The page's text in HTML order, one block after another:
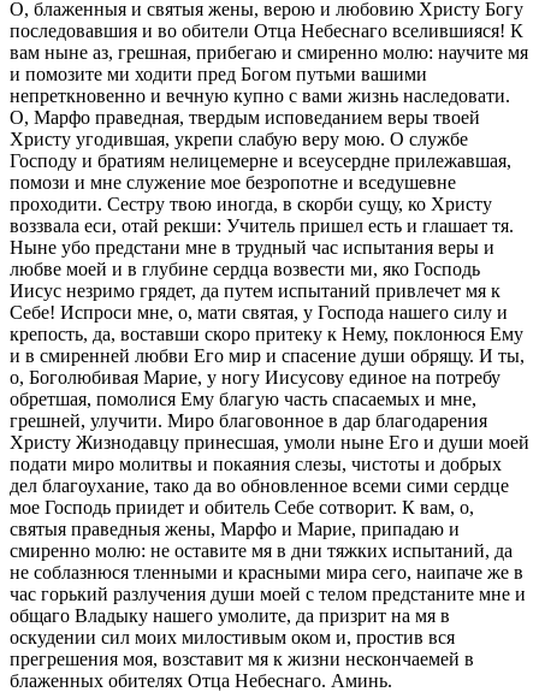
О, блаженныя и святыя жены, верою и любовию Христу Богу
последовавшия и во обители Отца Небеснаго вселившияся! К
вам ныне аз, грешная, прибегаю и смиренно молю: научите мя
и помозите ми ходити пред Богом путьми вашими
непреткновенно и вечную купно с вами жизнь наследовати.
О, Марфо праведная, твердым исповеданием веры твоей
Христу угодившая, укрепи слабую веру мою. О службе
Господу и братиям нелицемерне и всеусердне прилежавшая,
помози и мне служение мое безропотне и вседушевне
проходити. Сестру твою иногда, в скорби сущу, ко Христу
воззвала еси, отай рекши: Учитель пришел есть и глашает тя.
Ныне убо предстани мне в трудный час испытания веры и
любве моей и в глубине сердца возвести ми, яко Господь
Иисус незримо грядет, да путем испытаний привлечет мя к
Себе! Испроси мне, о, мати святая, у Господа нашего силу и
крепость, да, воставши скоро притеку к Нему, поклонюся Ему
и в смиренней любви Его мир и спасение души обрящу. И ты,
о, Боголюбивая Марие, у ногу Иисусову единое на потребу
обретшая, помолися Ему благую часть спасаемых и мне,
грешней, улучити. Миро благовонное в дар благодарения
Христу Жизнодавцу принесшая, умоли ныне Его и души моей
подати миро молитвы и покаяния слезы, чистоты и добрых
дел благоухание, тако да во обновленное всеми сими сердце
мое Господь приидет и обитель Себе сотворит. К вам, о,
святыя праведныя жены, Марфо и Марие, припадаю и
смиренно молю: не оставите мя в дни тяжких испытаний, да
не соблазнюся тленными и красными мира сего, наипаче же в
час горький разлучения души моей с телом предстаните мне и
общаго Владыку нашего умолите, да призрит на мя в
оскудении сил моих милостивым оком и, простив вся
прегрешения моя, возставит мя к жизни нескончаемей в
блаженных обителях Отца Небеснаго. Аминь.